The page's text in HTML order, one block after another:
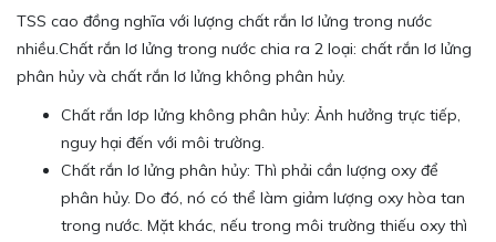
TSS cao đồng nghĩa với lượng chất rắn lơ lửng trong nước
nhiều.Chất rắn lơ lửng trong nước chia ra 2 loại: chất rắn lơ lửng
phân hủy và chất rắn lơ lửng không phân hủy.
Chất rắn lơp lửng không phân hủy: Ảnh hưởng trực tiếp,
nguy hại đến với môi trường.
Chất rắn lơ lửng phân hủy: Thì phải cần lượng oxy để
phân hủy. Do đó, nó có thể làm giảm lượng oxy hòa tan
trong nước. Mặt khác, nếu trong môi trường thiếu oxy thì